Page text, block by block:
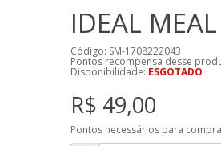
IDEAL MEAL
Código: SM-1708222043
Pontos recompensa desse
Disponibilidade: ESGOTADO
R$ 49,00
Pontos necessários para